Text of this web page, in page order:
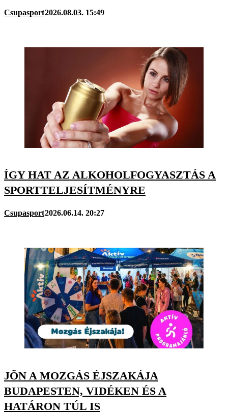
Csupasport2026.08.03. 15:49
ÍGY HAT AZ ALKOHOLFOGYASZTÁS A
SPORTTELJESÍTMÉNYRE
Csupasport2026.06.14. 20:27
JÖN A MOZGÁS ÉJSZAKÁJA
BUDAPESTEN, VIDÉKEN ÉS A
HATÁRON TÚL IS